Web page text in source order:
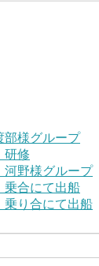
部様グループ
研修
河野様グループ
乗合にて出船
乗り合にて出船